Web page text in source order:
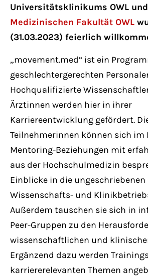
Aenean commodo ligula eget
magnis dis parturient montes,
ridiculus mus. Donec quam
nec.
Universitätsklinikums OWL
Medizinischen Fakultät OWL
(31.03.2023) feierlich
„movement.med“ ist ein
geschlechtergerechten
Hochqualifizierte
Ärztinnen werden hier in ihrer
Karriereentwicklung gefördert.
Teilnehmerinnen können sich im
Mentoring-Beziehungen mit
aus der Hochschulmedizin
Einblicke in die ungeschriebenen
Wissenschafts- und
Außerdem tauschen sie sich in
Peer-Gruppen zu den
wissenschaftlichen und
Ergänzend dazu werden
karriererelevanten Themen